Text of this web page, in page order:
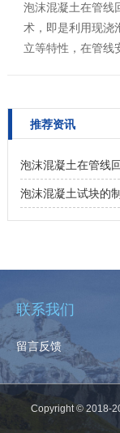
泡沫混凝土在管线回填中的应用 气
术，即是利用现浇
立等特性，在管线
推荐资讯
泡沫混凝土在管线
泡沫混凝土试块的
联系我们
留言反馈
Copyright © 2018-